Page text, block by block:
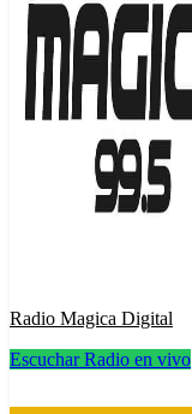
Radio Magica Digital
Escuchar Radio en vivo